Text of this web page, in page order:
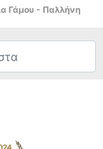
Γάμου - Παλλήνη